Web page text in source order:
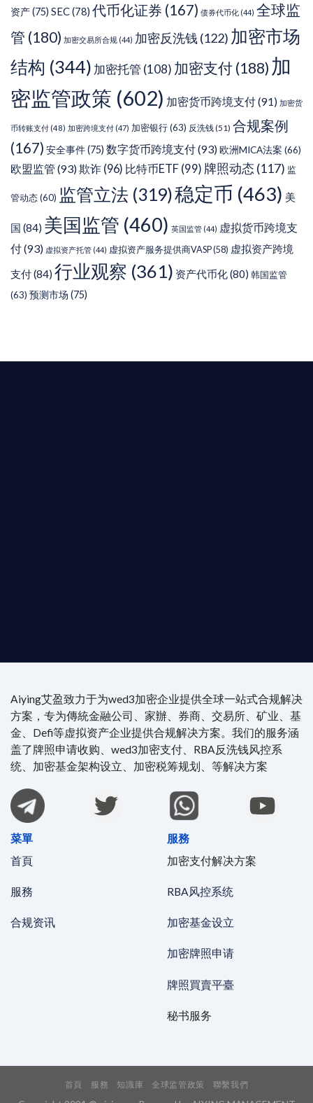
资产(75) SEC(78) 代币化证券 (167) 债券代币化 (44) 全球监
管 (180) 加密交易所合规 (44) 加密反洗钱 (122) 加密市场
结构 (344) 加密托管 (108) 加密支付 (188) 加
密监管政策 (602) 加密货币跨境支付(91) 加密货
币转账支付 (48) 加密跨境支付 (47) 加密银行(63) 反洗钱(51) 合规案例
(167) 安全事件(75) 数字货币跨境支付(93)欧洲MICA法案 (66)
欧盟监管 (93)欺诈 (96) 比特币ETF (99) 牌照动态 (117) 监
管动态(60) 监管立法 (319)稳定币 (463) 美
国 (84) 美国监管 (460) 英国监管 (44) 虚拟货币跨境支
付(93) 虚拟资产托管 (44) 虚拟资产服务提供商VASP(58) 虚拟资产跨境
支付(84) 行业观察 (361) 资产代币化(80) 韩国监管
(63) 预测市场 (75)
Aiying艾盈致力于为wed3加密企业提供全球一站式合规解决
方案，专为傳統金融公司、家辦、券商、交易所、矿业、基
金、Defi等虚拟资产企业提供合规解决方案。我们的服务涵
盖了牌照申请收购、wed3加密支付、RBA反洗钱风控系
统、加密基金架构设立、加密税筹规划、等解决方案
菜單
首頁
服務
合规资讯
服務
加密支付解决方案
RBA风控系统
加密基金设立
加密牌照申请
牌照買賣平臺
秘书服务
首頁 服務 知識庫 全球监管政策 聯繫我們